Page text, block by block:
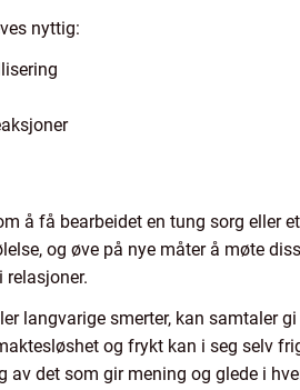
nyttig:
å få bearbeidet en tung sorg eller
og øve på nye måter å møte
relasjoner.
langvarige smerter, kan samtaler
og frykt kan i seg selv
det som gir mening og glede i